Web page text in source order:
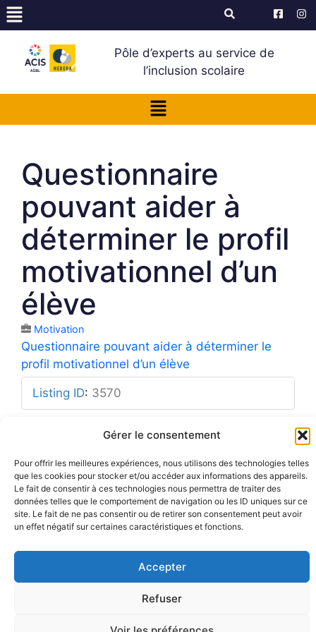
Gérer le consentement
Pour offrir les meilleures expériences, nous utilisons des technologies telles
que les cookies pour stocker et/ou accéder aux informations des appareils.
Le fait de consentir à ces technologies nous permettra de traiter des
données telles que le comportement de navigation ou les ID uniques sur ce
site. Le fait de ne pas consentir ou de retirer son consentement peut avoir
un effet négatif sur certaines caractéristiques et fonctions.
Accepter
Refuser
Pôle d’experts au service de
l’inclusion scolaire
Questionnaire
pouvant aider à
déterminer le profil
motivationnel d’un
élève
Motivation
Questionnaire pouvant aider à déterminer le
profil motivationnel d’un élève
Listing ID: 3570
Rue Barbier 12, 1300 Wavre
Tel: 0455 14 53 30
Numéro FASE : 11020
Mentions légales
Politique de confidentialité
Plan du site
© 2026 Pôle Hedera, tous droits
réservés